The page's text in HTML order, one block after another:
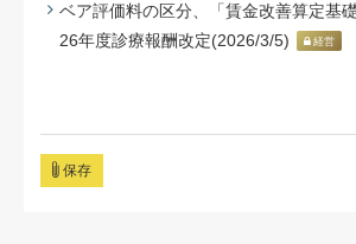
ベア評価料の区分、「賃金改善算定基
26年度診療報酬改定(2026/3/5)
経営
保存